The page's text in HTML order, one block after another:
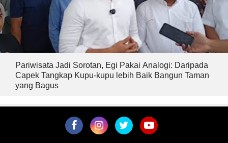
Pariwisata Jadi Sorotan, Egi Pakai Analogi: Daripada
Capek Tangkap Kupu-kupu lebih Baik Bangun Taman
yang Bagus